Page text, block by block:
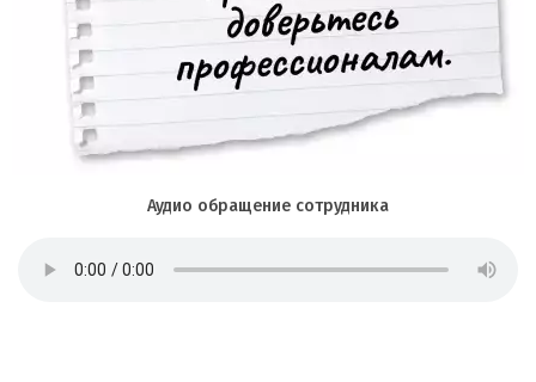
Аудио обращение сотрудника